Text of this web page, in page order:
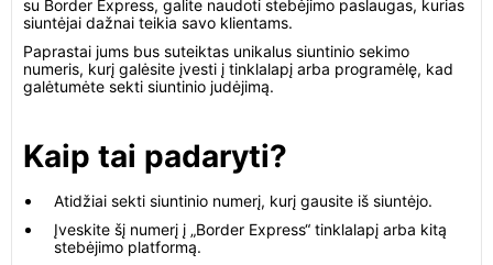
su Border Express, galite naudoti stebėjimo paslaugas, kurias
siuntėjai dažnai teikia savo klientams.
Paprastai jums bus suteiktas unikalus siuntinio sekimo
numeris, kurį galėsite įvesti į tinklalapį arba programėlę, kad
galėtumėte sekti siuntinio judėjimą.
Kaip tai padaryti?
Atidžiai sekti siuntinio numerį, kurį gausite iš siuntėjo.
Įveskite šį numerį į „Border Express“ tinklalapį arba kitą
stebėjimo platformą.